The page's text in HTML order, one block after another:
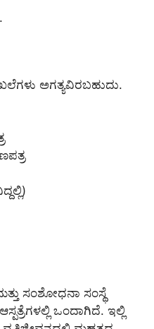
ಅಗತ್ಯವಿರಬಹುದು.
ಸಂಶೋಧನಾ ಸಂಸ್ಥೆ
ಒಂದಾಗಿದೆ. ಇಲ್ಲಿ